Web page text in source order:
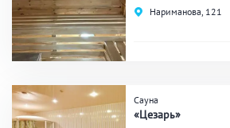
Нариманова, 121
Сауна
«Цезарь»